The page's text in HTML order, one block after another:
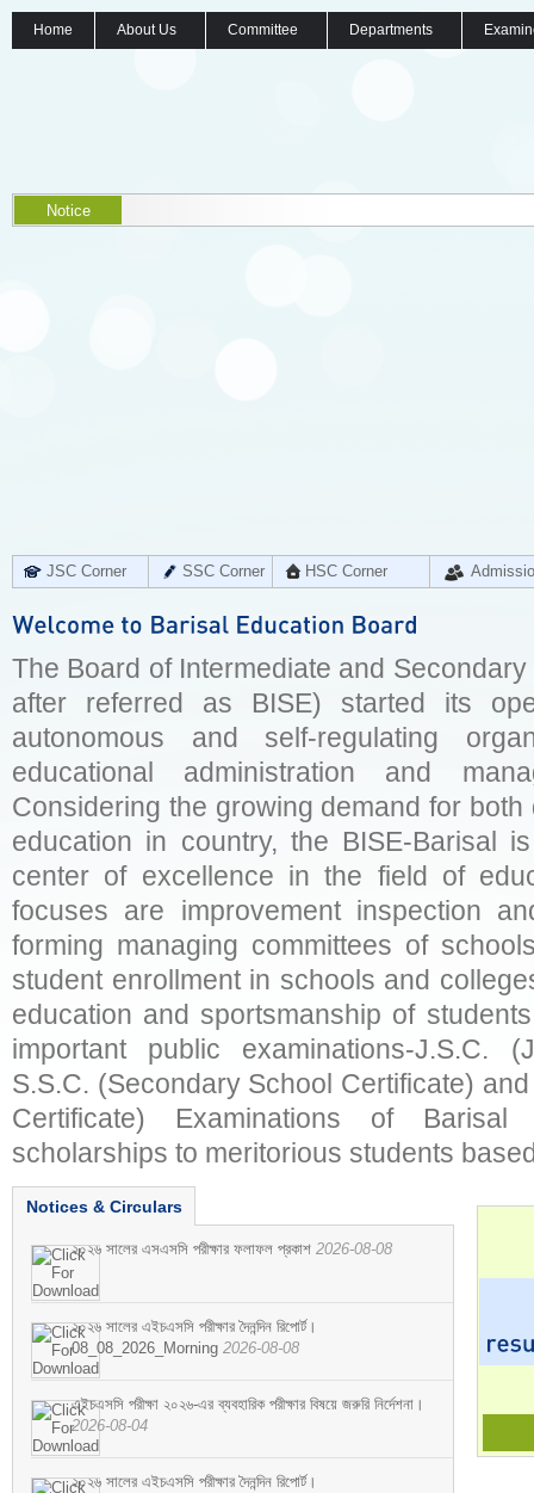
Home About Us Committee Departments
Notice
JSC Corner SSC Corner HSC Corner
The Board of Intermediate and
after referred as BISE) started its
autonomous and self-regulating
educational administration and
Considering the growing demand for
education in country, the BISE-Barisal
center of excellence in the field of
focuses are improvement inspection
forming managing committees of
student enrollment in schools and
education and sportsmanship of
important public examinations-J.S.C.
S.S.C. (Secondary School Certificate)
Certificate) Examinations of
scholarships to meritorious students
Notices & Circulars
২০২৬ সালের এসএসসি পরীক্ষার ফলাফল প্রকাশ 2026-08-08
২০২৬ সালের এইচএসসি পরীক্ষার দৈনন্দিন রিপোর্ট।
08_08_2026_Morning 2026-08-08
এইচএসসি পরীক্ষা ২০২৬-এর ব্যবহারিক পরীক্ষার বিষয়ে জরুরি নির্দেশনা।
2026-08-04
২০২৬ সালের এইচএসসি পরীক্ষার দৈনন্দিন রিপোর্ট।